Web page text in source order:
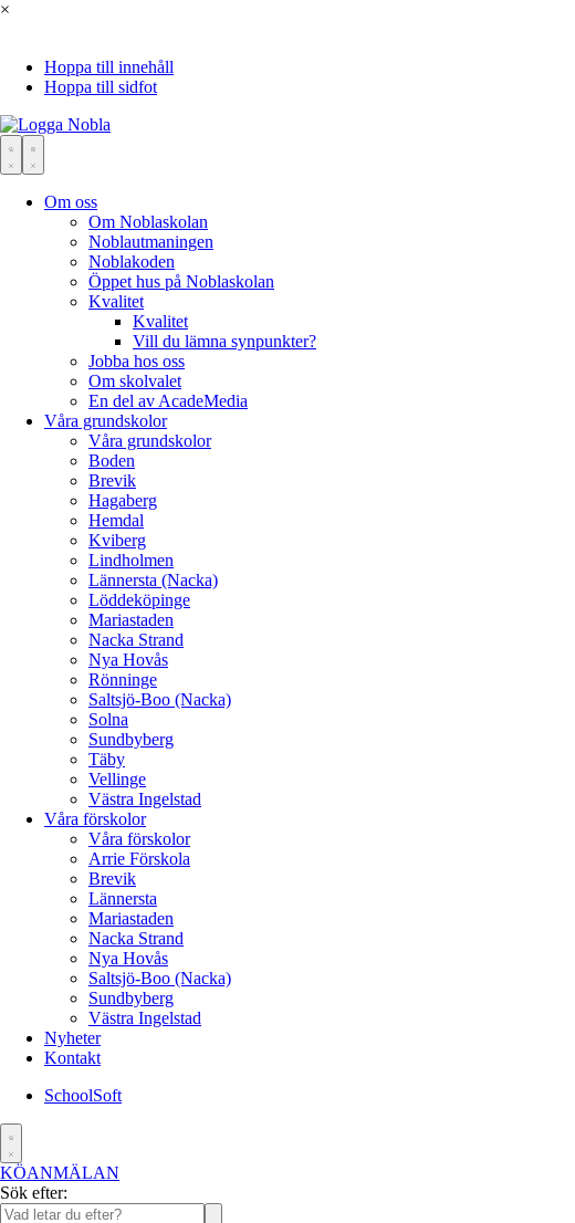
×
Hoppa till innehåll
Hoppa till sidfot
Om oss
Om Noblaskolan
Noblautmaningen
Noblakoden
Öppet hus på Noblaskolan
Kvalitet
Kvalitet
Vill du lämna synpunkter?
Jobba hos oss
Om skolvalet
En del av AcadeMedia
Våra grundskolor
Våra grundskolor
Boden
Brevik
Hagaberg
Hemdal
Kviberg
Lindholmen
Lännersta (Nacka)
Löddeköpinge
Mariastaden
Nacka Strand
Nya Hovås
Rönninge
Saltsjö-Boo (Nacka)
Solna
Sundbyberg
Täby
Vellinge
Västra Ingelstad
Våra förskolor
Våra förskolor
Arrie Förskola
Brevik
Lännersta
Mariastaden
Nacka Strand
Nya Hovås
Saltsjö-Boo (Nacka)
Sundbyberg
Västra Ingelstad
Nyheter
Kontakt
SchoolSoft
KÖANMÄLAN
Sök efter: